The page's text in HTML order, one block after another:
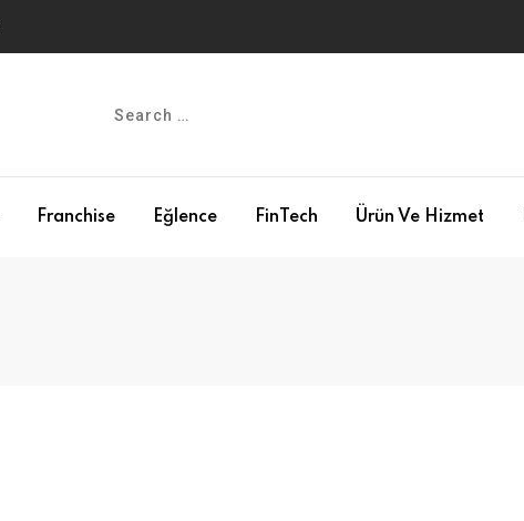
Franchise Eğlence FinTech Ürün Ve Hizmet